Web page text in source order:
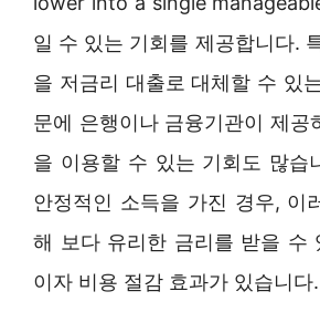
일 수 있는 기회를 제공합니다.
을 저금리 대출로 대체할 수 있
문에 은행이나 금융기관이 제공
을 이용할 수 있는 기회도 많습
안정적인 소득을 가진 경우, 이
해 보다 유리한 금리를 받을 수
이자 비용 절감 효과가 있습니다.